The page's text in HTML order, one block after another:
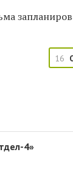
16
4»